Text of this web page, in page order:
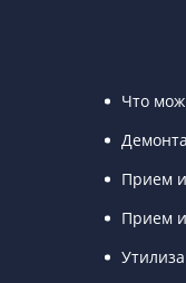
Что
Прием
Прием